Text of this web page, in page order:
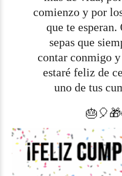
comienzo y por
que te esperan.
sepas que
contar conmigo
estaré feliz de
uno de tus